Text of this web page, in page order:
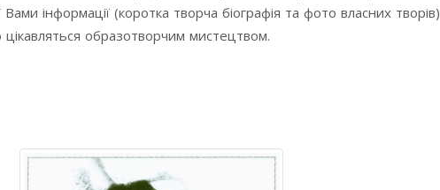
інформації (коротка творча біографія та фото власних творів)
образотворчим мистецтвом.